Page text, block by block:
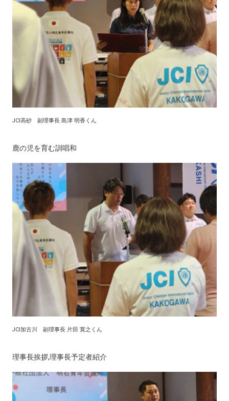
JCI高砂 副理事長 島津 明香くん
鹿の児を育む訓唱和
JCI加古川 副理事長 片田 寛之くん
理事長挨拶,理事長予定者紹介